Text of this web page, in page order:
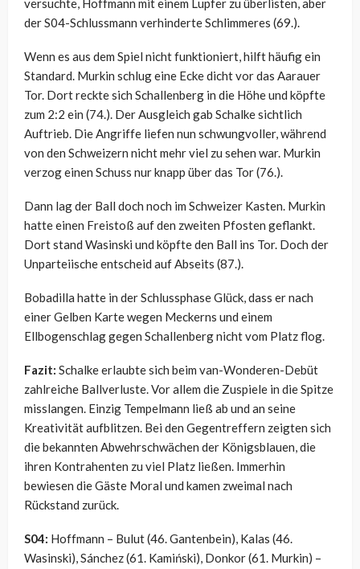
versuchte, Hoffmann mit einem Lupfer zu überlisten, aber
der S04-Schlussmann verhinderte Schlimmeres (69.).
Wenn es aus dem Spiel nicht funktioniert, hilft häufig ein
Standard. Murkin schlug eine Ecke dicht vor das Aarauer
Tor. Dort reckte sich Schallenberg in die Höhe und köpfte
zum 2:2 ein (74.). Der Ausgleich gab Schalke sichtlich
Auftrieb. Die Angriffe liefen nun schwungvoller, während
von den Schweizern nicht mehr viel zu sehen war. Murkin
verzog einen Schuss nur knapp über das Tor (76.).
Dann lag der Ball doch noch im Schweizer Kasten. Murkin
hatte einen Freistoß auf den zweiten Pfosten geflankt.
Dort stand Wasinski und köpfte den Ball ins Tor. Doch der
Unparteiische entscheid auf Abseits (87.).
Bobadilla hatte in der Schlussphase Glück, dass er nach
einer Gelben Karte wegen Meckerns und einem
Ellbogenschlag gegen Schallenberg nicht vom Platz flog.
Fazit: Schalke erlaubte sich beim van-Wonderen-Debüt
zahlreiche Ballverluste. Vor allem die Zuspiele in die Spitze
misslangen. Einzig Tempelmann ließ ab und an seine
Kreativität aufblitzen. Bei den Gegentreffern zeigten sich
die bekannten Abwehrschwächen der Königsblauen, die
ihren Kontrahenten zu viel Platz ließen. Immerhin
bewiesen die Gäste Moral und kamen zweimal nach
Rückstand zurück.
S04: Hoffmann – Bulut (46. Gantenbein), Kalas (46.
Wasinski), Sánchez (61. Kamiński), Donkor (61. Murkin) –